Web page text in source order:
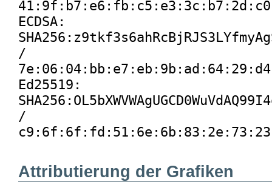
ECDSA:
/
Ed25519:
/
Attributierung der Grafiken